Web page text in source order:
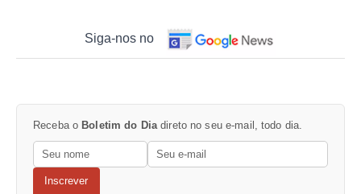
Siga-nos no
Receba o Boletim do Dia direto no seu e-mail, todo dia.
Inscrever